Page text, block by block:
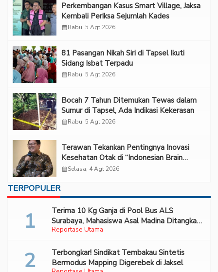
Perkembangan Kasus Smart Village, Jaksa
Kembali Periksa Sejumlah Kades
calendar_monthRabu, 5 Agt 2026
81 Pasangan Nikah Siri di Tapsel Ikuti
Sidang Isbat Terpadu
calendar_monthRabu, 5 Agt 2026
Bocah 7 Tahun Ditemukan Tewas dalam
Sumur di Tapsel, Ada Indikasi Kekerasan
calendar_monthRabu, 5 Agt 2026
Terawan Tekankan Pentingnya Inovasi
Kesehatan Otak di “Indonesian Brain
Forum 2026 UPN Veteran Jakarta”
calendar_monthSelasa, 4 Agt 2026
TERPOPULER
Reportase Utama
Terima 10 Kg Ganja di Pool Bus ALS
Surabaya, Mahasiswa Asal Madina Ditangkap
Bareskrim
Terbongkar! Sindikat Tembakau Sintetis
Bermodus Mapping Digerebek di Jaksel